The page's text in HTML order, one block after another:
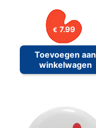
€ 7.99
Toevoegen aan
winkelwagen